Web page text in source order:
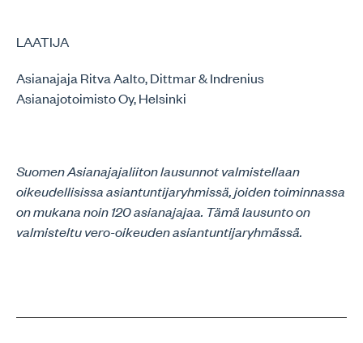
LAATIJA
Asianajaja Ritva Aalto, Dittmar & Indrenius
Asianajotoimisto Oy, Helsinki
Suomen Asianajajaliiton lausunnot valmistellaan
oikeudellisissa asiantuntijaryhmissä, joiden toiminnassa
on mukana noin 120 asianajajaa. Tämä lausunto on
valmisteltu vero-oikeuden asiantuntijaryhmässä.